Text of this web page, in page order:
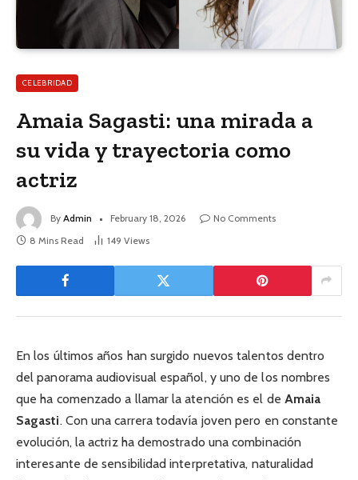
CELEBRIDAD
Amaia Sagasti: una mirada a
su vida y trayectoria como
actriz
By Admin February 18, 2026
No Comments
8 Mins Read
149 Views
En los últimos años han surgido nuevos talentos dentro
del panorama audiovisual español, y uno de los nombres
que ha comenzado a llamar la atención es el de Amaia
Sagasti. Con una carrera todavía joven pero en constante
evolución, la actriz ha demostrado una combinación
interesante de sensibilidad interpretativa, naturalidad